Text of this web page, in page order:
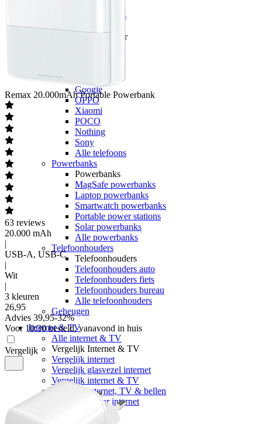
Alle telefoons
Opladers voor
Google
OPPO
Xiaomi
POCO
Nothing
Sony
Alle telefoons
Powerbanks
Powerbanks
MagSafe powerbanks
Laptop powerbanks
Smartwatch powerbanks
Portable power stations
Solar powerbanks
Alle powerbanks
Telefoonhouders
Telefoonhouders
Telefoonhouders auto
Telefoonhouders fiets
Telefoonhouders bureau
Alle telefoonhouders
Geheugen
Internet & TV
Alle internet & TV
Vergelijk Internet & TV
Vergelijk internet
Vergelijk glasvezel internet
Vergelijk internet & TV
Vergelijk internet, TV & bellen
5G Klik&Klaar internet
Remax 20.000mAh Portable Powerbank
63 reviews
20.000 mAh
|
USB-A, USB-C
|
Wit
|
3 kleuren
26,95
Advies 39,95-32%
Voor 10:30 besteld, vanavond in huis
Vergelijk